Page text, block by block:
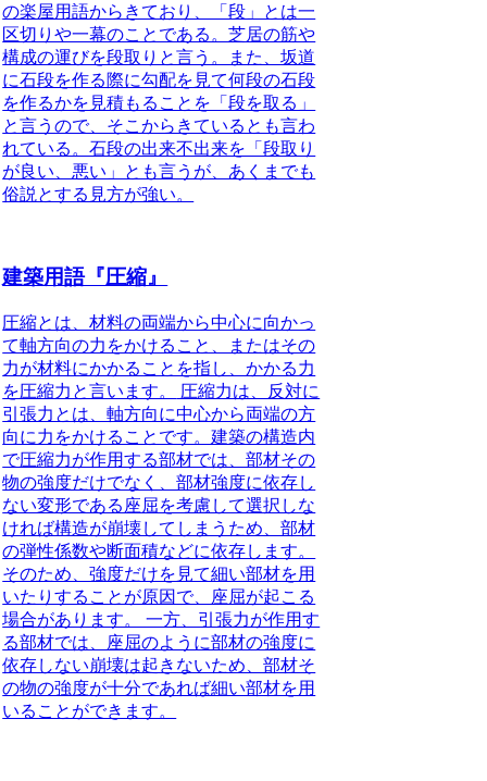
の楽屋用語からきており、「段」とは一
区切りや一幕のことである。芝居の筋や
構成の運びを段取りと言う。また、坂道
に石段を作る際に勾配を見て何段の石段
を作るかを見積もることを「段を取る」
と言うので、そこからきているとも言わ
れている。石段の出来不出来を「段取り
が良い、悪い」とも言うが、あくまでも
俗説とする見方が強い。
建築用語『圧縮』
圧縮とは、材料の両端から中心に向かっ
て軸方向の力をかけること、またはその
力が材料にかかることを指し、かかる力
を圧縮力と言います。
圧縮力は、反対に
引張力とは、軸方向に中心から両端の方
向に力をかけることです。建築の構造内
で圧縮力が作用する部材では、部材その
物の強度だけでなく、部材強度に依存し
ない変形である座屈を考慮して選択しな
ければ構造が崩壊してしまうため、部材
の弾性係数や断面積などに依存します。
そのため、強度だけを見て細い部材を用
いたりすることが原因で、座屈が起こる
場合があります。 一方、引張力が作用す
る部材では、座屈のように部材の強度に
依存しない崩壊は起きないため、部材そ
の物の強度が十分であれば細い部材を用
いることができます。